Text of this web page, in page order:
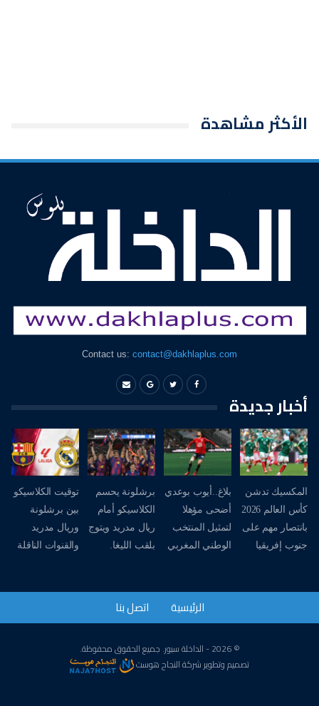
الأكثر مشاهدة
Contact us: contact@dakhlaplus.com
أخبار جديدة
المكسيك تدشن
كأس العالم 2026
بانتصار مهم على
جنوب إفريقيا
بلاغ..أيوب بوعدي
أضحى مؤهلا
لتمثيل المنتخب
الوطني المغربي
برشلونة يحسم
الكلاسيكو أمام
ريال مدريد ويتوج
بلقب الليغا.
توقيت الكلاسيكو
بين برشلونة
وريال مدريد
والقنوات الناقلة
الرئيسية اتصل بنا
© 2026 - الداخلة سبور. جميع الحقوق محفوظة.
تصميم وتطويرشركةالنجاح هوست